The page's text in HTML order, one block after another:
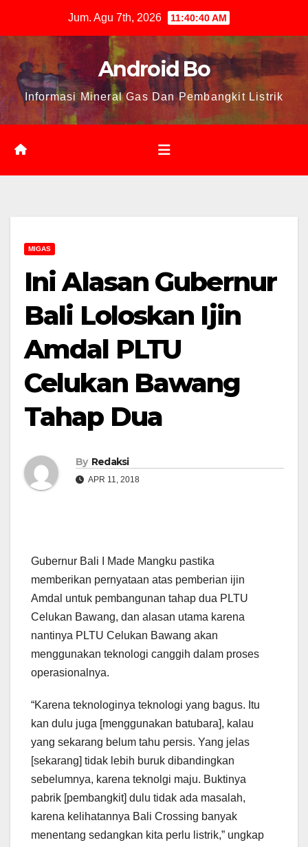
content
Jum. Agu 7th, 2026 11:40:41 AM
Android Bo
Informasi Mineral Gas Dan Pembangkit Listrik
MIGAS
Ini Alasan Gubernur
Bali Loloskan Ijin
Amdal PLTU
Celukan Bawang
Tahap Dua
By Redaksi
APR 11, 2018
Gubernur Bali I Made Mangku pastika
memberikan pernyataan atas pemberian ijin
Amdal untuk pembangunan tahap dua PLTU
Celukan Bawang, dan alasan utama karena
nantinya PLTU Celukan Bawang akan
menggunakan teknologi canggih dalam proses
operasionalnya.
“Karena teknologinya teknologi yang bagus. Itu
kan dulu juga [menggunakan batubara], kalau
yang sekarang belum tahu persis. Yang jelas
[sekarang] tidak lebih buruk dibandingkan
sebelumnya, karena teknolgi maju. Buktinya
pabrik [pembangkit] dulu tidak ada masalah,
karena kelihatannya Bali Crossing banyak
menentang sedangkan kita perlu listrik,” ungkap